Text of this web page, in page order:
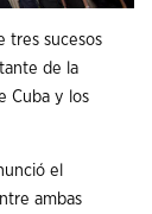
tres sucesos
de la
Cuba y los
el
ambas